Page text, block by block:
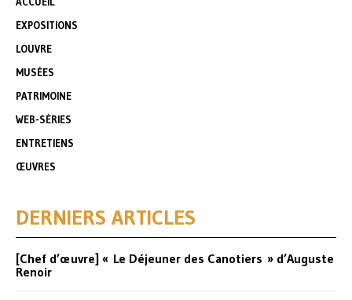
EXPOSITIONS
LOUVRE
MUSÉES
PATRIMOINE
WEB-SÉRIES
ENTRETIENS
ŒUVRES
DERNIERS ARTICLES
[Chef d’œuvre] « Le Déjeuner des Canotiers » d’Auguste
Renoir